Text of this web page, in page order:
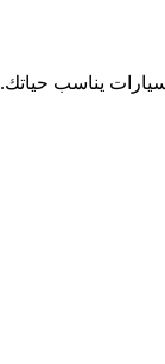
يناسب حياتك.